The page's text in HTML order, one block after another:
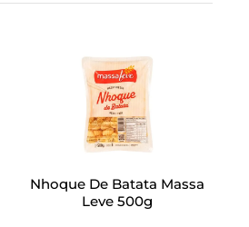
Nhoque De Batata Massa
Leve 500g